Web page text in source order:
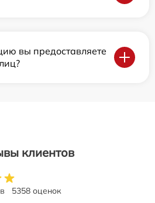
вы предоставляете
клиентов
5358 оценок